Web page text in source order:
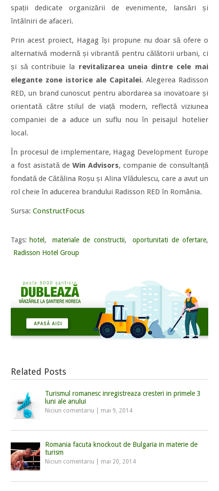
spații dedicate organizării de evenimente, lansări și
întâlniri de afaceri.
Prin acest proiect, Hagag își propune nu doar să ofere o
alternativă modernă și vibrantă pentru călătorii urbani, ci
și să contribuie la revitalizarea uneia dintre cele mai
elegante zone istorice ale Capitalei. Alegerea Radisson
RED, un brand cunoscut pentru abordarea sa inovatoare și
orientată către stilul de viață modern, reflectă viziunea
companiei de a aduce un suflu nou în peisajul hotelier
local.
În procesul de implementare, Hagag Development Europe
a fost asistată de Win Advisors, companie de consultanță
fondată de Cătălina Roșu și Alina Vlădulescu, care a avut un
rol cheie în aducerea brandului Radisson RED în România.
Sursa:ConstructFocus
Tags: hotel , materiale de constructii, oportunitati de ofertare,
Radisson Hotel Group
Related Posts
Turismul romanesc inregistreaza cresteri in primele 3
luni ale anului
Niciun comentariu mai 9, 2014
Romania facuta knockout de Bulgaria in materie de
turism
Niciun comentariu mai 20, 2014